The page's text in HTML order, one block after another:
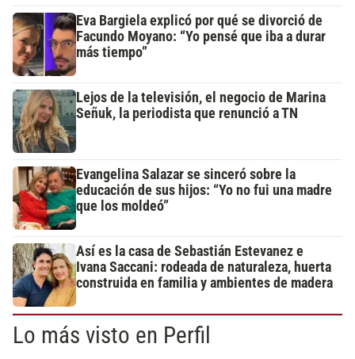
Eva Bargiela explicó por qué se divorció de
Facundo Moyano: “Yo pensé que iba a durar
más tiempo”
Lejos de la televisión, el negocio de Marina
Señuk, la periodista que renunció a TN
Evangelina Salazar se sinceró sobre la
educación de sus hijos: “Yo no fui una madre
que los moldeó”
Así es la casa de Sebastián Estevanez e
Ivana Saccani: rodeada de naturaleza, huerta
construida en familia y ambientes de madera
Lo más visto en Perfil